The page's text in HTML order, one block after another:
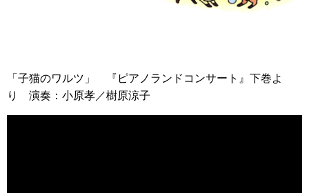
「子猫のワルツ」 『ピアノランドコンサート』下巻よ
り 演奏：小原孝／樹原涼子